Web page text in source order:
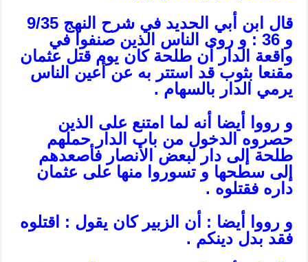
قال ابن أبي الحديد في شرح النهج 9/35
و 36 : و روى الناس الذين صنفوا في
واقعة الدار أن طلحة كان يوم قتل عثمان
مقنعا بثوب قد استتر به عن أعين الناس
يرمي الدار بالسهام .
و رووا أيضا أنه لما امتنع على الذين
حصروه الدخول من باب الدار حملهم
طلحة إلى دار لبعض الأنصار فأصعدهم
إلى سطحها و تسوروا منها على عثمان
داره فقتلوه .
و رووا أيضا : أن الزبير كان يقول : اقتلوه
فقد بدل دينكم .